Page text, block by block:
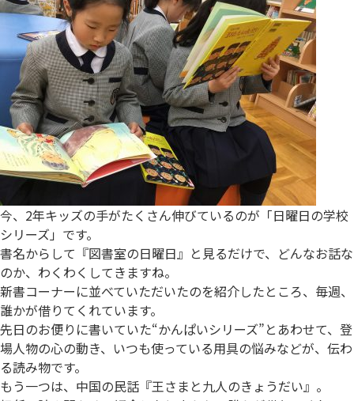
今、2年キッズの手がたくさん伸びているのが「日曜日の学校
シリーズ」です。
書名からして『図書室の日曜日』と見るだけで、どんなお話な
のか、わくわくしてきますね。
新書コーナーに並べていただいたのを紹介したところ、毎週、
誰かが借りてくれています。
先日のお便りに書いていた“かんぱいシリーズ”とあわせて、登
場人物の心の動き、いつも使っている用具の悩みなどが、伝わ
る読み物です。
もう一つは、中国の民話『王さまと九人のきょうだい』。